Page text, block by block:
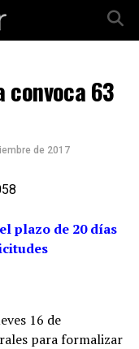
convoca 63
de 2017
plazo de 20 días
16 de
para formalizar